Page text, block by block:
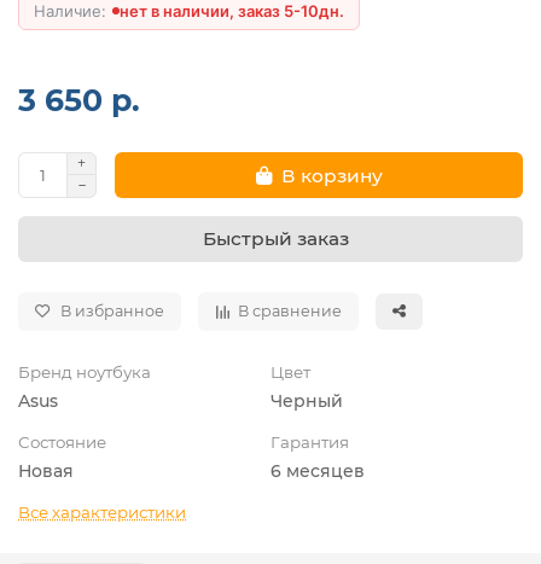
нет в наличии, заказ 5-10дн.
3 650 р.
В корзину
Быстрый заказ
В избранное В сравнение
Бренд ноутбука
Asus
Цвет
Черный
Состояние
Новая
Гарантия
6 месяцев
Все характеристики